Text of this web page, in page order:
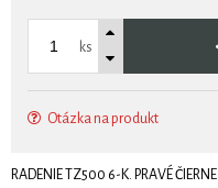
ks
Otázka na produkt
RADENIE TZ500 6-K. PRAVÉ ČIERNE